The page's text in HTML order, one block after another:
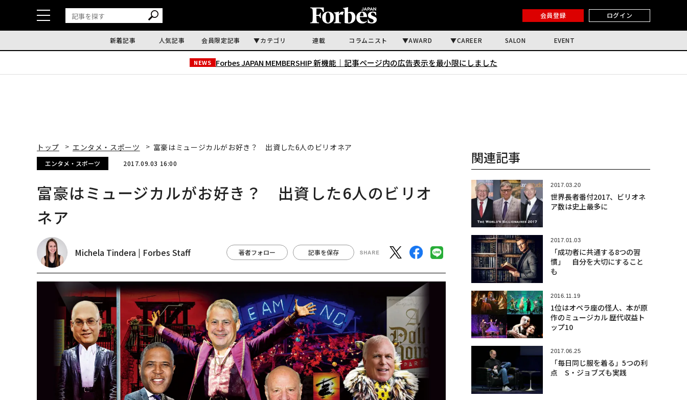
会員登録 ログイン
新着記事 人気記事 会員限定記事 カテゴリ 連載 コラムニスト AWARD CAREER SALON EVENT
NEWS Forbes JAPAN MEMBERSHIP 新機能｜ 記事ページ内の広告表示を最小限にしました
トップ エンタメ・スポーツ 富豪はミュージカルがお好き？ 出資した6人のビリオネア
エンタメ・スポーツ 2017.09.03 16:00
富豪はミュージカルがお好き？ 出資した6人のビリオ
ネア
Michela Tindera | Forbes Staff 著者フォロー 記事を保存
関連記事
2017.03.20
世界長者番付2017、ビリオネ
ア数は史上最多に
2017.01.03
「成功者に共通する8つの習
慣」 自分を大切にすること
も
2016.11.19
1位はオペラ座の怪人、本が原
作のミュージカル 歴代収益ト
ップ10
2017.06.25
「毎日同じ服を着る」5つの利
点 S・ジョブズも実践